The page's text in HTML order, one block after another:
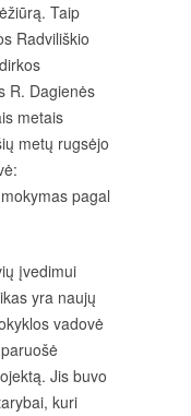
Taip
Radviliškio
R. Dagienės
metais
metų rugsėjo
pagal
įvedimui
yra naujų
vadovė
Jis buvo
kuri